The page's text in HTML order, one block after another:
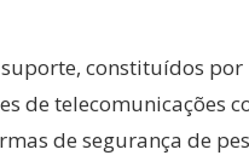
constituídos por
de telecomunicações
de segurança de